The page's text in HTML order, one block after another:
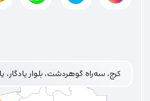
کرج، سه‌راه گوهردشت، بلوار یادگار،